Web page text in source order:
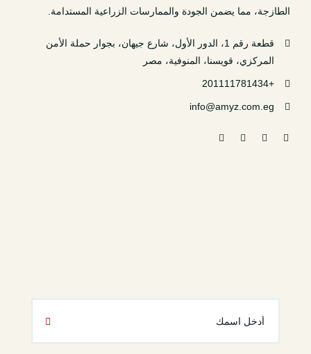
الطازجة، مما يضمن الجودة والممارسات الزراعية المستدامة.
قطعة رقم 1، الدور الأول، شارع جيهان، بجوار حملة الأمن
المركزي، قويسنا، المنوفية، مصر
+201111781434
info@amyz.com.eg